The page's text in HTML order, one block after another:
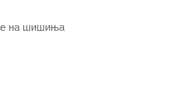
на шишиња